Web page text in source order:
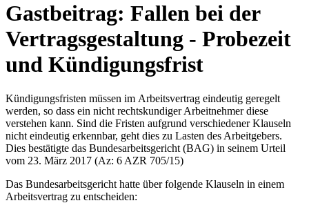
Gastbeitrag: Fallen bei der
Vertragsgestaltung - Probezeit
und Kündigungsfrist
Kündigungsfristen müssen im Arbeitsvertrag eindeutig geregelt
werden, so dass ein nicht rechtskundiger Arbeitnehmer diese
verstehen kann. Sind die Fristen aufgrund verschiedener Klauseln
nicht eindeutig erkennbar, geht dies zu Lasten des Arbeitgebers.
Dies bestätigte das Bundesarbeitsgericht (BAG) in seinem Urteil
vom 23. März 2017 (Az: 6 AZR 705/15)
Das Bundesarbeitsgericht hatte über folgende Klauseln in einem
Arbeitsvertrag zu entscheiden: